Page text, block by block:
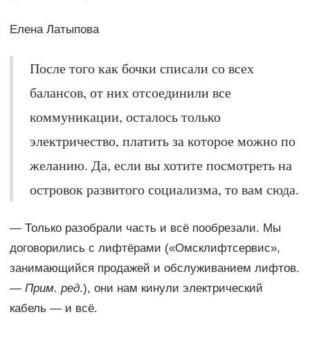
Елена Латыпова
После того как бочки списали со всех
балансов, от них отсоединили все
коммуникации, осталось только
электричество, платить за которое можно по
желанию. Да, если вы хотите посмотреть на
островок развитого социализма, то вам сюда.
— Только разобрали часть и всё пообрезали. Мы
договорились с лифтёрами («Омсклифтсервис»,
занимающийся продажей и обслуживанием лифтов.
— Прим. ред.), они нам кинули электрический
кабель — и всё.